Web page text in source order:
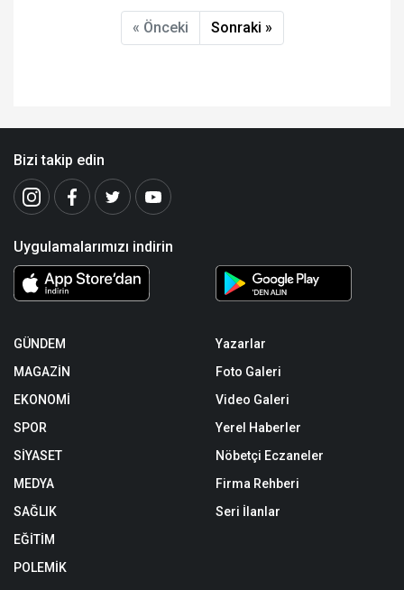
« Önceki Sonraki »
Bizi takip edin
Uygulamalarımızı indirin
GÜNDEM
MAGAZİN
EKONOMİ
SPOR
SİYASET
MEDYA
SAĞLIK
EĞİTİM
POLEMİK
Yazarlar
Foto Galeri
Video Galeri
Yerel Haberler
Nöbetçi Eczaneler
Firma Rehberi
Seri İlanlar